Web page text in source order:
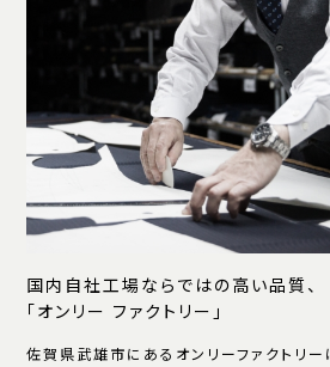
国内自社工場ならではの高い品質、
「オンリー ファクトリー」
佐賀県武雄市にあるオンリーファクトリー